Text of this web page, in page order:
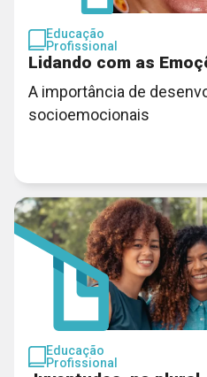
Educação
Profissional
Lidando com as
A importância de
socioemocionais
Educação
Profissional